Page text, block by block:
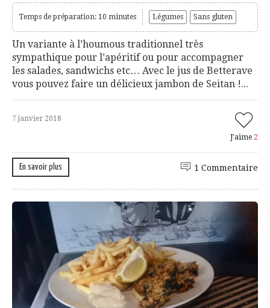
Temps de préparation: 10 minutes Légumes Sans gluten
Un variante à l’houmous traditionnel très
sympathique pour l’apéritif ou pour accompagner
les salades, sandwichs etc… Avec le jus de Betterave
vous pouvez faire un délicieux jambon de Seitan !...
7 janvier 2018
J'aime 2
En savoir plus 1 Commentaire